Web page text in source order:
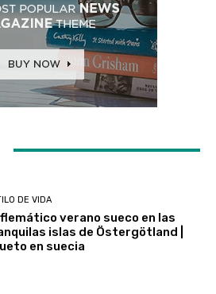
DE VIDA
flemático verano sueco en las
islas de Östergötland |
en suecia